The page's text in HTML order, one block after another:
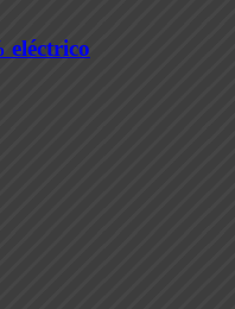
eléctrico